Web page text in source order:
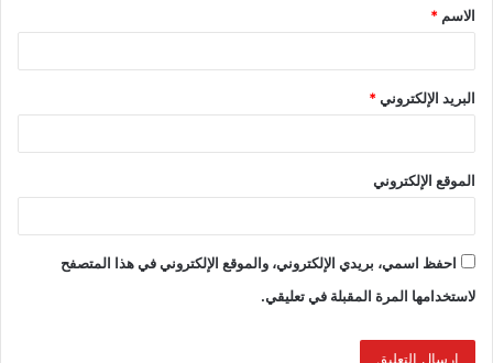
الاسم *
البريد الإلكتروني*
الموقع الإلكتروني
احفظ اسمي، بريدي الإلكتروني، والموقع الإلكتروني في هذا المتصفح
لاستخدامها المرة المقبلة في تعليقي.